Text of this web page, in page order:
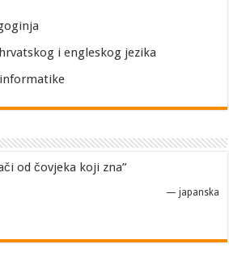
i engleskog jezika
od čovjeka koji zna”
— japanska